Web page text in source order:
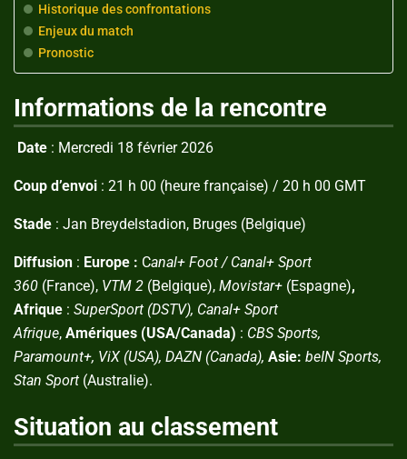
Historique des confrontations
Enjeux du match
Pronostic
Informations de la rencontre
Date : Mercredi 18 février 2026
Coup d’envoi : 21 h 00 (heure française) / 20 h 00 GMT
Stade : Jan Breydelstadion, Bruges (Belgique)
Diffusion : Europe : Canal+ Foot / Canal+ Sport
360 (France), VTM 2 (Belgique), Movistar+ (Espagne),
Afrique : SuperSport (DSTV), Canal+ Sport
Afrique, Amériques (USA/Canada) : CBS Sports,
Paramount+, ViX (USA), DAZN (Canada), Asie: beIN Sports,
Stan Sport (Australie).
Situation au classement